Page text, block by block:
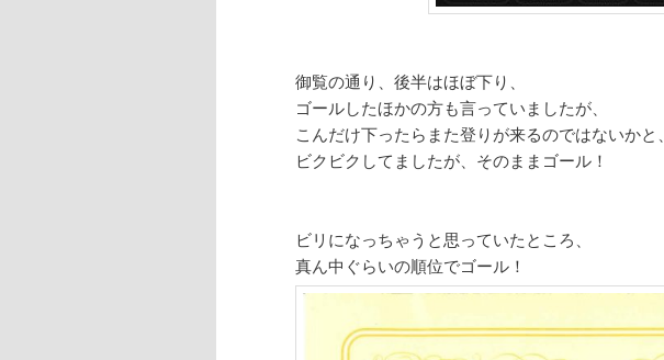
御覧の通り、後半はほぼ下り、
ゴールしたほかの方も言っていましたが、
こんだけ下ったらまた登りが来るのではないかと、
ビクビクしてましたが、そのままゴール！
ビリになっちゃうと思っていたところ、
真ん中ぐらいの順位でゴール！